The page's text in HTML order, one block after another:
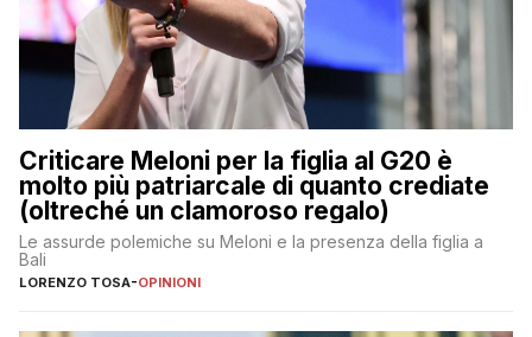
Criticare Meloni per la figlia al G20 è
molto più patriarcale di quanto crediate
(oltreché un clamoroso regalo)
Le assurde polemiche su Meloni e la presenza della figlia a
Bali
LORENZO TOSA-OPINIONI